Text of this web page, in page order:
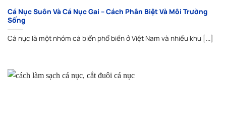
Cá Nục Suôn Và Cá Nục Gai – Cách Phân Biệt Và Môi Trường
Sống
Cá nục là một nhóm cá biển phổ biến ở Việt Nam và nhiều khu [...]